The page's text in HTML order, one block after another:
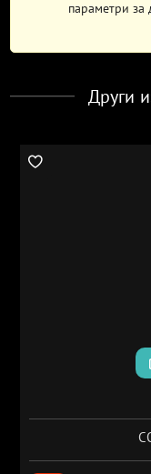
параметри за
Други